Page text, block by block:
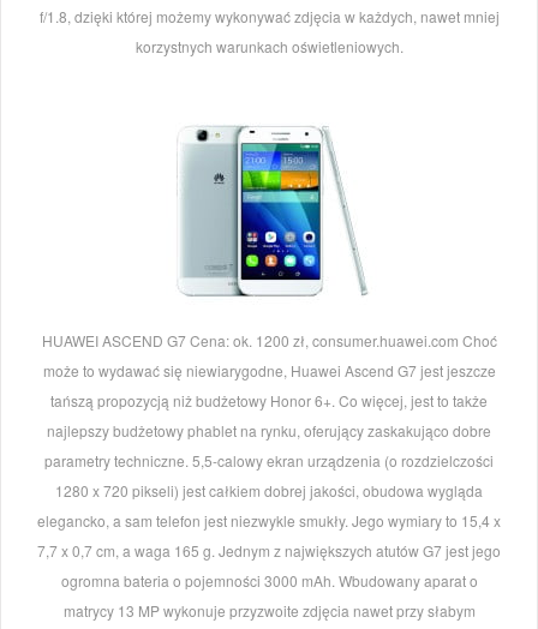
f/1.8, dzięki której możemy wykonywać zdjęcia w każdych, nawet mniej
korzystnych warunkach oświetleniowych.
HUAWEI ASCEND G7 Cena: ok. 1200 zł, consumer.huawei.com Choć
może to wydawać się niewiarygodne, Huawei Ascend G7 jest jeszcze
tańszą propozycją niż budżetowy Honor 6+. Co więcej, jest to także
najlepszy budżetowy phablet na rynku, oferujący zaskakująco dobre
parametry techniczne. 5,5-calowy ekran urządzenia (o rozdzielczości
1280 x 720 pikseli) jest całkiem dobrej jakości, obudowa wygląda
elegancko, a sam telefon jest niezwykle smukły. Jego wymiary to 15,4 x
7,7 x 0,7 cm, a waga 165 g. Jednym z największych atutów G7 jest jego
ogromna bateria o pojemności 3000 mAh. Wbudowany aparat o
matrycy 13 MP wykonuje przyzwoite zdjęcia nawet przy słabym